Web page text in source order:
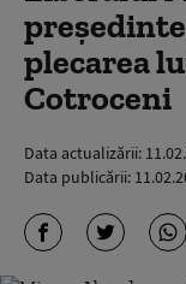
plecarea
Cotroceni
Data actualizării:
Data publicării: